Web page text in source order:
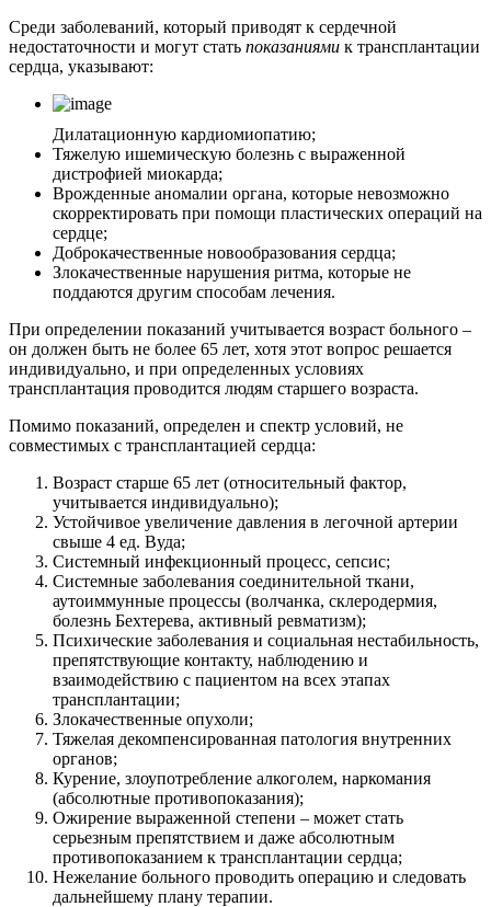
Среди заболеваний, который приводят к сердечной
недостаточности и могут стать показаниями к трансплантации
сердца, указывают:
Дилатационную кардиомиопатию;
Тяжелую ишемическую болезнь с выраженной
дистрофией миокарда;
Врожденные аномалии органа, которые невозможно
скорректировать при помощи пластических операций на
сердце;
Доброкачественные новообразования сердца;
Злокачественные нарушения ритма, которые не
поддаются другим способам лечения.
При определении показаний учитывается возраст больного –
он должен быть не более 65 лет, хотя этот вопрос решается
индивидуально, и при определенных условиях
трансплантация проводится людям старшего возраста.
Помимо показаний, определен и спектр условий, не
совместимых с трансплантацией сердца:
Возраст старше 65 лет (относительный фактор,
учитывается индивидуально);
Устойчивое увеличение давления в легочной артерии
свыше 4 ед. Вуда;
Системный инфекционный процесс, сепсис;
Системные заболевания соединительной ткани,
аутоиммунные процессы (волчанка, склеродермия,
болезнь Бехтерева, активный ревматизм);
Психические заболевания и социальная нестабильность,
препятствующие контакту, наблюдению и
взаимодействию с пациентом на всех этапах
трансплантации;
Злокачественные опухоли;
Тяжелая декомпенсированная патология внутренних
органов;
Курение, злоупотребление алкоголем, наркомания
(абсолютные противопоказания);
Ожирение выраженной степени – может стать
серьезным препятствием и даже абсолютным
противопоказанием к трансплантации сердца;
Нежелание больного проводить операцию и следовать
дальнейшему плану терапии.